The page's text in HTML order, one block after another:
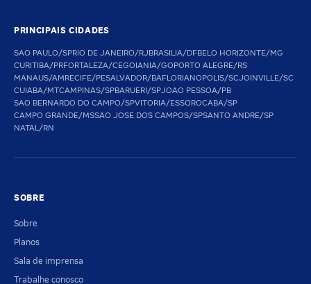
PRINCIPAIS CIDADES
SAO PAULO/SPRIO DE JANEIRO/RJBRASILIA/DFBELO HORIZONTE/MG
CURITIBA/PRFORTALEZA/CEGOIANIA/GOPORTO ALEGRE/RS
MANAUS/AMRECIFE/PESALVADOR/BAFLORIANOPOLIS/SCJOINVILLE/SC
CUIABA/MTCAMPINAS/SPBARUERI/SPJOAO PESSOA/PB
SAO BERNARDO DO CAMPO/SPVITORIA/ESSOROCABA/SP
CAMPO GRANDE/MSSAO JOSE DOS CAMPOS/SPSANTO ANDRE/SP
NATAL/RN
SOBRE
Sobre
Planos
Sala de imprensa
Trabalhe conosco